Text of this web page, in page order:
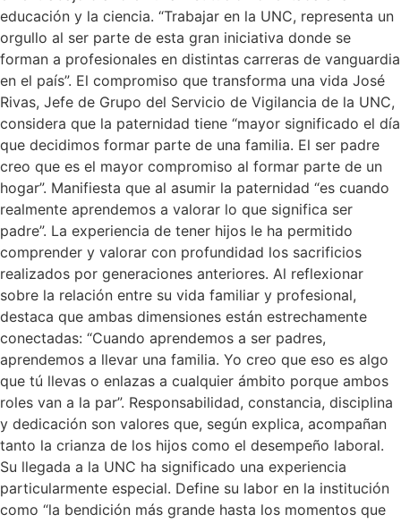
educación y la ciencia. “Trabajar en la UNC, representa un
orgullo al ser parte de esta gran iniciativa donde se
forman a profesionales en distintas carreras de vanguardia
en el país”. El compromiso que transforma una vida José
Rivas, Jefe de Grupo del Servicio de Vigilancia de la UNC,
considera que la paternidad tiene “mayor significado el día
que decidimos formar parte de una familia. El ser padre
creo que es el mayor compromiso al formar parte de un
hogar”. Manifiesta que al asumir la paternidad “es cuando
realmente aprendemos a valorar lo que significa ser
padre”. La experiencia de tener hijos le ha permitido
comprender y valorar con profundidad los sacrificios
realizados por generaciones anteriores. Al reflexionar
sobre la relación entre su vida familiar y profesional,
destaca que ambas dimensiones están estrechamente
conectadas: “Cuando aprendemos a ser padres,
aprendemos a llevar una familia. Yo creo que eso es algo
que tú llevas o enlazas a cualquier ámbito porque ambos
roles van a la par”. Responsabilidad, constancia, disciplina
y dedicación son valores que, según explica, acompañan
tanto la crianza de los hijos como el desempeño laboral.
Su llegada a la UNC ha significado una experiencia
particularmente especial. Define su labor en la institución
como “la bendición más grande hasta los momentos que